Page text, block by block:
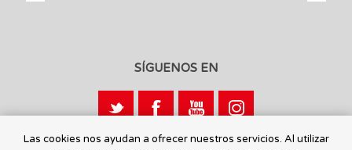
SÍGUENOS EN
Las cookies nos ayudan a ofrecer nuestros servicios. Al utilizar